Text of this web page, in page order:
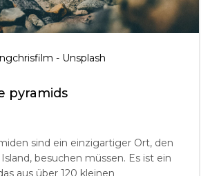
- Unsplash
pyramids
sind ein einzigartiger Ort, den
besuchen müssen. Es ist ein
aus über 120 kleinen